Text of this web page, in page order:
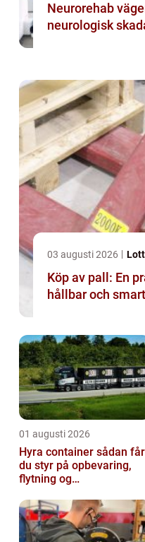
Neurorehab vägen tillbaka efter
neurologisk
03 augusti 2026
Köp av pall: En
hållbar och
01 augusti 2026
Hyra container sådan får
du styr på opbevaring,
flytning og